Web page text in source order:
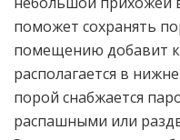
поможет сохранять
помещению добавит
располагается в
порой снабжается
распашными или